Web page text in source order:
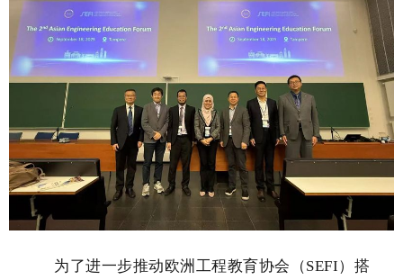
为了进一步推动欧洲工程教育协会（SEFI）搭